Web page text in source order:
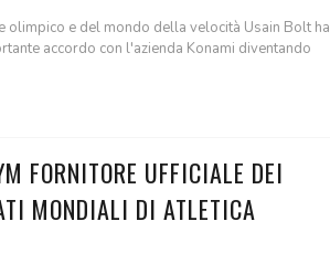
olimpico e del mondo della velocità Usain Bolt ha
accordo con l'azienda Konami diventando
FORNITORE UFFICIALE DEI
MONDIALI DI ATLETICA